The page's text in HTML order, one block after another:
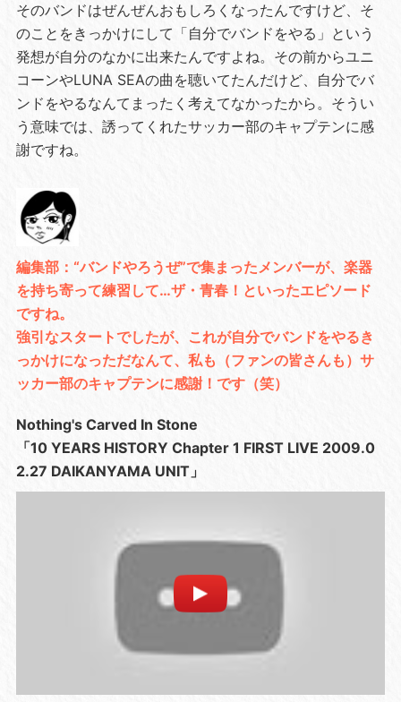
そのバンドはぜんぜんおもしろくなったんですけど、そ
のことをきっかけにして「自分でバンドをやる」という
発想が自分のなかに出来たんですよね。その前からユニ
コーンやLUNA SEAの曲を聴いてたんだけど、自分でバ
ンドをやるなんてまったく考えてなかったから。そうい
う意味では、誘ってくれたサッカー部のキャプテンに感
謝ですね。
編集部：“バンドやろうぜ”で集まったメンバーが、楽器
を持ち寄って練習して…ザ・青春！といったエピソード
ですね。
強引なスタートでしたが、これが自分でバンドをやるき
っかけになっただなんて、私も（ファンの皆さんも）サ
ッカー部のキャプテンに感謝！です（笑）
Nothing's Carved In Stone
「10 YEARS HISTORY Chapter 1 FIRST LIVE 2009.0
2.27 DAIKANYAMA UNIT」